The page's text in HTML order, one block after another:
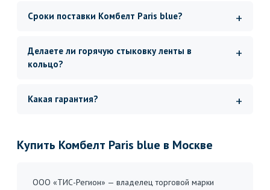
Сроки поставки Комбелт Paris blue?
Делаете ли горячую стыковку ленты в
кольцо?
Какая гарантия?
Купить Комбелт Paris blue в Москве
ООО «ТИС-Регион» — владелец торговой марки